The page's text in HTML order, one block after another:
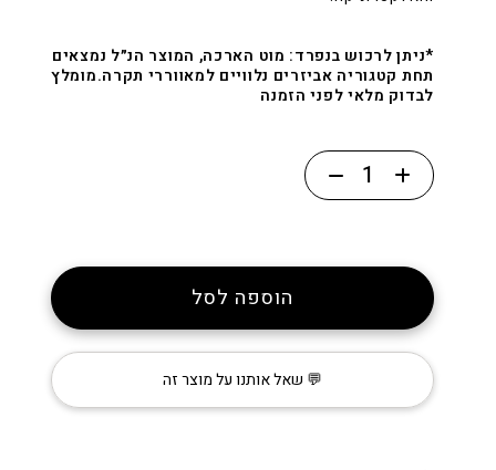
*ניתן לרכוש בנפרד: מוט הארכה, המוצר הנ״ל נמצאים
תחת קטגוריה אביזרים נלוויים למאווררי תקרה.מומלץ
לבדוק מלאי לפני הזמנה
כמות
של
הוספה לסל
💬 שאל אותנו על מוצר זה